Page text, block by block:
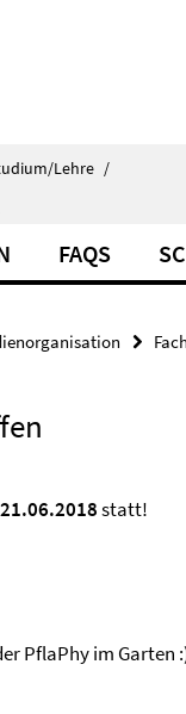
Lehre /
FAQS
21.06.2018statt!
PflaPhy im Garten